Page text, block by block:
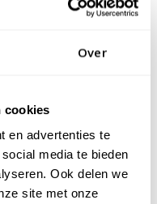
Over
cookies
en advertenties te
media te bieden
Ook delen we
site met onze
mast?
vervangen?